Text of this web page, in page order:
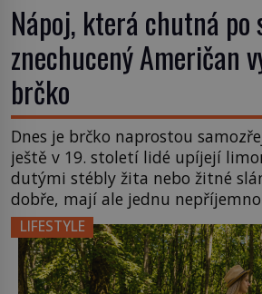
Nápoj, která chutná po
znechucený Američan
brčko
Dnes je brčko naprostou
ještě v 19. století lidé upíjejí
dutými stébly žita nebo žitné
dobře, mají ale jednu
chvíli se rozmáčejí a nápoji
příchuť. Právě tahle drobná
amerického výrobce
nápadu, který změní způsob
LIFESTYLE